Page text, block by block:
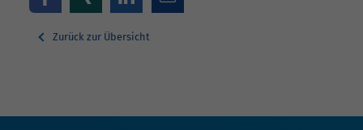
Zurück zur Übersicht